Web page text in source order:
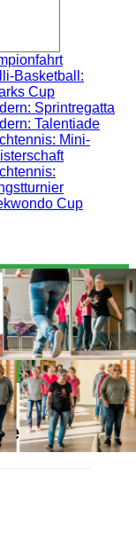
Basketball:
Cup
Sprintregatta
Talentiade
Mini-
Cup
Blick